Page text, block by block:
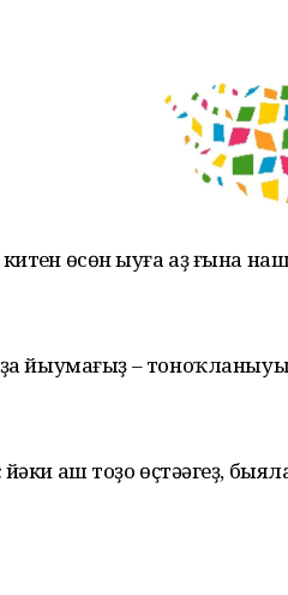
өсөн һыуға аҙ ғына
йыумағыҙ –
аш тоҙо өҫтәһәгеҙ,